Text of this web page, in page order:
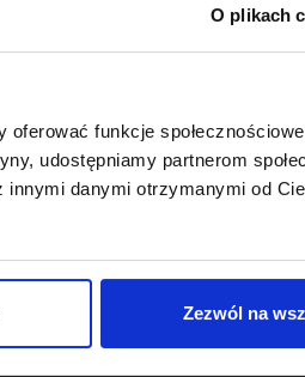
O plikach
funkcje
udostępniamy partnerom
danymi otrzymanymi od
Zezwól na